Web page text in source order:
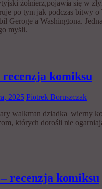
żołnierz,pojawia się w
po tym jak podczas bitwy o
Geroge`a Washingtona.
myśli.
recenzja komiksu
2025 Piotrek Boruszczak
walkman dziadka, wierny
których dorośli nie
– recenzja komiksu